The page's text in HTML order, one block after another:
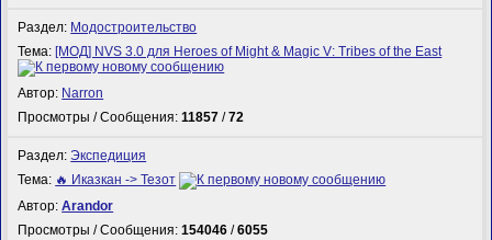
Раздел: Модостроительство
Тема: [МОД] NVS 3.0 для Heroes of Might & Magic V: Tribes of the East
Автор: Narron
Просмотры / Сообщения:11857 /72
Раздел:Экспедиция
Тема: 🔥 Иказкан -> Тезот
Автор:Arandor
Просмотры / Сообщения:154046 /6055